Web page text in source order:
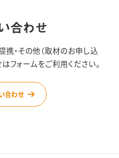
合わせ
携・その他（取材のお申し込
フォームをご利用ください。
合わせ